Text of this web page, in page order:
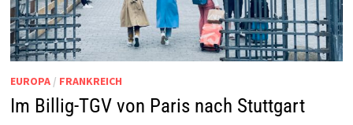
EUROPA/ FRANKREICH
Im Billig-TGV von Paris nach Stuttgart